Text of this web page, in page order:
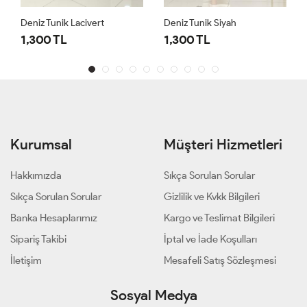
Deniz Tunik Lacivert
1,300 TL
Deniz Tunik Siyah
1,300 TL
Kurumsal
Hakkımızda
Sıkça Sorulan Sorular
Banka Hesaplarımız
Sipariş Takibi
İletişim
Müşteri Hizmetleri
Sıkça Sorulan Sorular
Gizlilik ve Kvkk Bilgileri
Kargo ve Teslimat Bilgileri
İptal ve İade Koşulları
Mesafeli Satış Sözleşmesi
Sosyal Medya